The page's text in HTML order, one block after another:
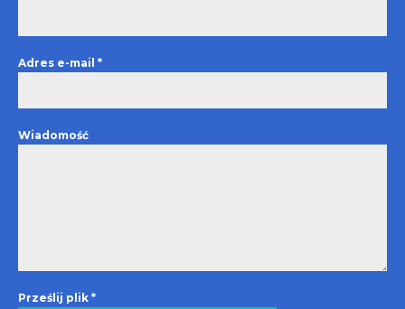
Adres e-mail *
Wiadomość
Prześlij plik *